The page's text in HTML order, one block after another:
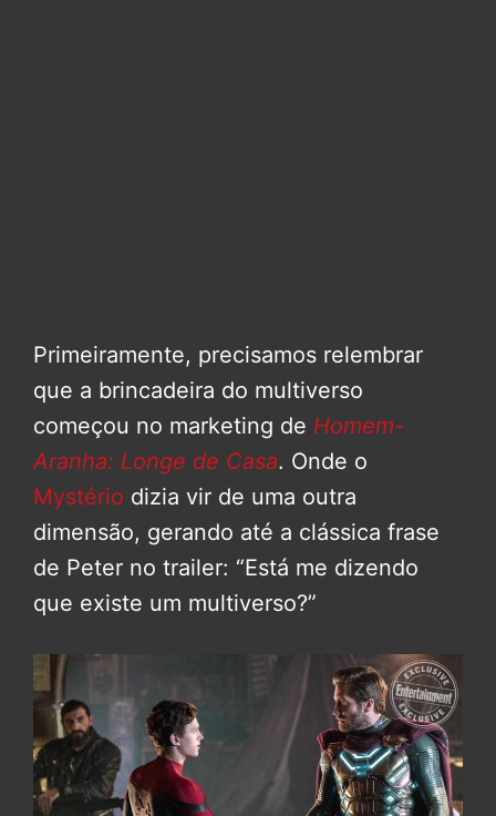
Primeiramente, precisamos relembrar
que a brincadeira do multiverso
começou no marketing de Homem-
Aranha: Longe de Casa. Onde o
Mystério dizia vir de uma outra
dimensão, gerando até a clássica frase
de Peter no trailer: “Está me dizendo
que existe um multiverso?”